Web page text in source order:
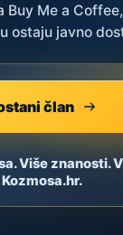
Buy Me a
ostaju javno
član
Više znanosti.
Kozmosa.hr.